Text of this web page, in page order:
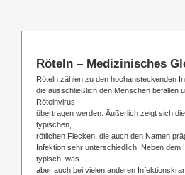
Röteln – Medizinisches
Röteln zählen zu den hochansteckenden
die ausschließlich den Menschen befallen
Rötelnvirus
übertragen werden. Äußerlich zeigt sich
typischen,
rötlichen Flecken, die auch den Namen
Infektion sehr unterschiedlich: Neben dem
typisch, was
aber auch bei vielen anderen